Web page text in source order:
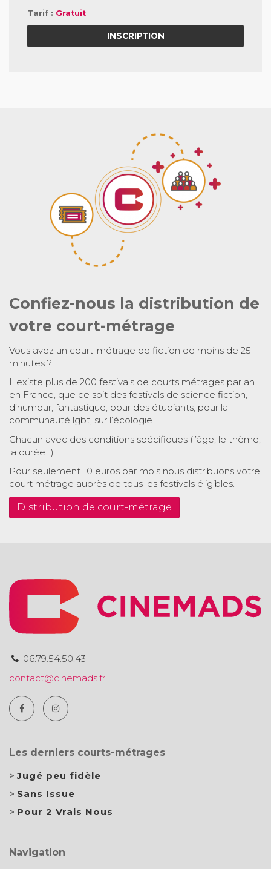
Tarif : Gratuit
INSCRIPTION
Confiez-nous la distribution de
votre court-métrage
Vous avez un court-métrage de fiction de moins de 25
minutes ?
Il existe plus de 200 festivals de courts métrages par an
en France, que ce soit des festivals de science fiction,
d’humour, fantastique, pour des étudiants, pour la
communauté lgbt, sur l’écologie…
Chacun avec des conditions spécifiques (l’âge, le thème,
la durée…)
Pour seulement 10 euros par mois nous distribuons votre
court métrage auprès de tous les festivals éligibles.
Distribution de court-métrage
06.79.54.50.43
contact@cinemads.fr
Les derniers courts-métrages
Jugé peu fidèle
Sans Issue
Pour 2 Vrais Nous
Navigation